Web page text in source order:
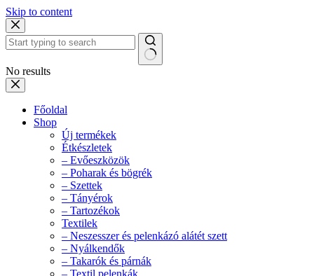
Skip to content
No results
Főoldal
Shop
Új termékek
Étkészletek
– Evőeszközök
– Poharak és bögrék
– Szettek
– Tányérok
– Tartozékok
Textilek
– Neszesszer és pelenkázó alátét szett
– Nyálkendők
– Takarók és párnák
– Textil pelenkák